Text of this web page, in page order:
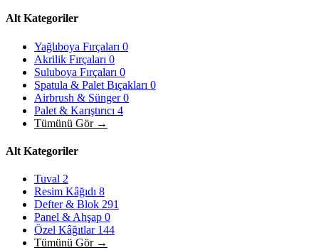
Alt Kategoriler
Yağlıboya Fırçaları 0
Akrilik Fırçaları 0
Suluboya Fırçaları 0
Spatula & Palet Bıçakları 0
Airbrush & Sünger0
Palet & Karıştırıcı 4
Tümünü Gör →
Alt Kategoriler
Tuval 2
Resim Kâğıdı 8
Defter & Blok 291
Panel & Ahşap 0
Özel Kâğıtlar 144
Tümünü Gör →